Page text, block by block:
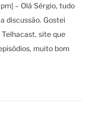
– Olá Sérgio, tudo
discussão. Gostei
site que
muito bom